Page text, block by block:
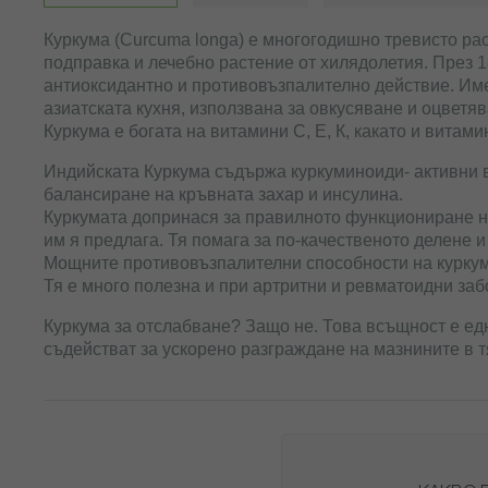
Куркума (Curcuma longa) е многогодишно тревисто
подправка и лечебно растение от хилядолетия. През
антиоксидантно и противовъзпалително действие.
азиатската кухня, използвана за овкусяване и
Куркума е богата на витамини С, Е, К, какато и
Индийската Куркума съдържа куркуминоиди-
балансиране на кръвната захар и инсулина.
Куркумата допринася за правилното функциониране
им я предлага. Тя помага за по-качественото делене
Мощните противовъзпалителни способности на
Тя е много полезна и при артритни и ревматоидни
Куркума за отслабване? Защо не. Това всъщност е
съдействат за ускорено разграждане на мазнините